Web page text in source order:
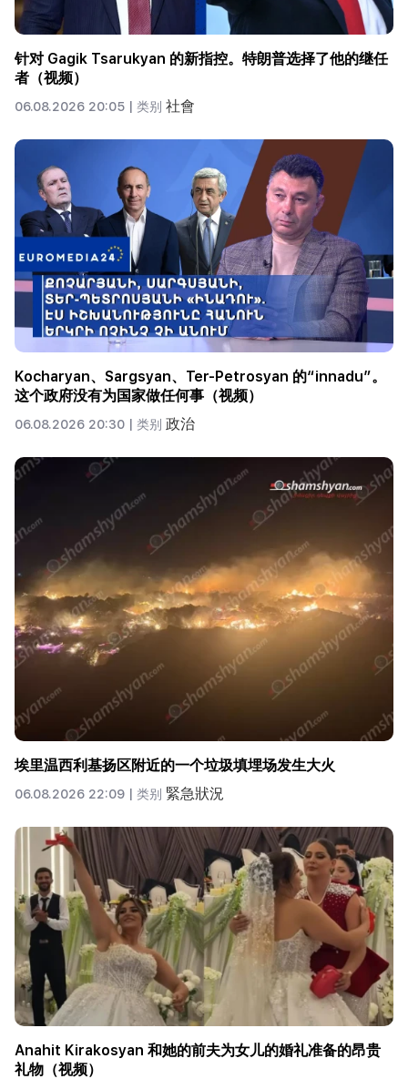
针对 Gagik Tsarukyan 的新指控。特朗普选择了他的继任
者（视频）
06.08.2026 20:05 | 类别 社會
Kocharyan、Sargsyan、Ter-Petrosyan 的“innadu”。
这个政府没有为国家做任何事（视频）
06.08.2026 20:30 | 类别 政治
埃里温西利基扬区附近的一个垃圾填埋场发生大火
06.08.2026 22:09 | 类别 緊急狀況
Anahit Kirakosyan 和她的前夫为女儿的婚礼准备的昂贵
礼物（视频）